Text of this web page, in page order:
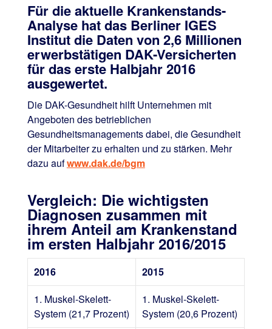
Für die aktuelle Krankenstands-
Analyse hat das Berliner IGES
Institut die Daten von 2,6 Millionen
erwerbstätigen DAK-Versicherten
für das erste Halbjahr 2016
ausgewertet.
Die DAK-Gesundheit hilft Unternehmen mit
Angeboten des betrieblichen
Gesundheitsmanagements dabei, die Gesundheit
der Mitarbeiter zu erhalten und zu stärken. Mehr
dazu aufwww.dak.de/bgm
Vergleich: Die wichtigsten
Diagnosen zusammen mit
ihrem Anteil am Krankenstand
im ersten Halbjahr 2016/2015
2016
2015
1. Muskel-Skelett-
System (21,7 Prozent)
1. Muskel-Skelett-
System (20,6 Prozent)